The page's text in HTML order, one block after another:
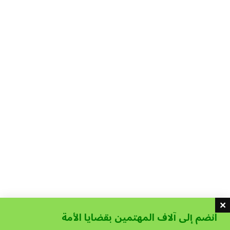
انضم إلى آلاف المهتمين بقضايا الأمة